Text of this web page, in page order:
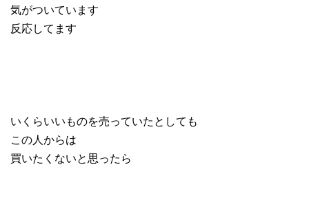
気がついています
反応してます
いくらいいものを売っていたとしても
この人からは
買いたくないと思ったら